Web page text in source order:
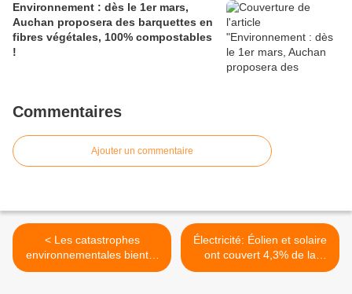
Environnement : dès le 1er mars,
Auchan proposera des barquettes en
fibres végétales, 100% compostables
!
Commentaires
Ajouter un commentaire
< Les catastrophes
environnementales bientôt
reconnues crimes contre
Électricité: Éolien et solaire
ont couvert 4,3% de la
consommation en 2013 >